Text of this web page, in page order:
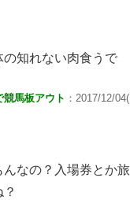
知れない肉食うで
馬板アウト ：2017/12/
なの？入場券とか